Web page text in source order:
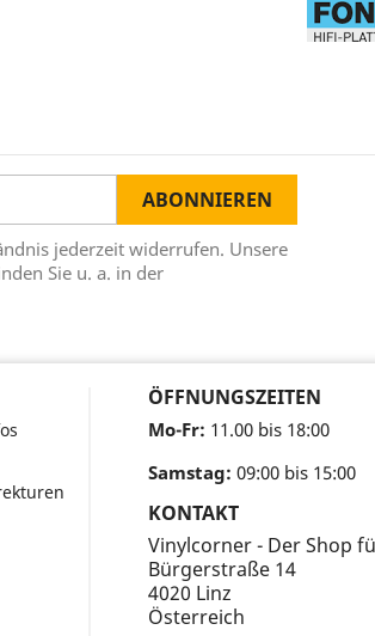
jederzeit widerrufen. Unsere
Sie u. a. in der
ÖFFNUNGSZEITEN
Mo-Fr: 11.00 bis 18:00
Samstag: 09:00 bis 15:00
KONTAKT
Vinylcorner - Der Shop
Bürgerstraße 14
4020 Linz
Österreich